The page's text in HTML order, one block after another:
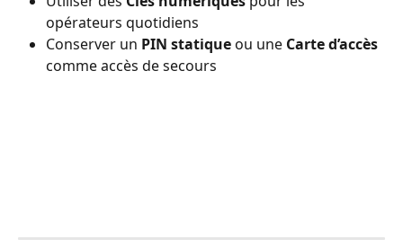
opérateurs quotidiens
Conserver un PIN statique ou une Carte d’accès
comme accès de secours